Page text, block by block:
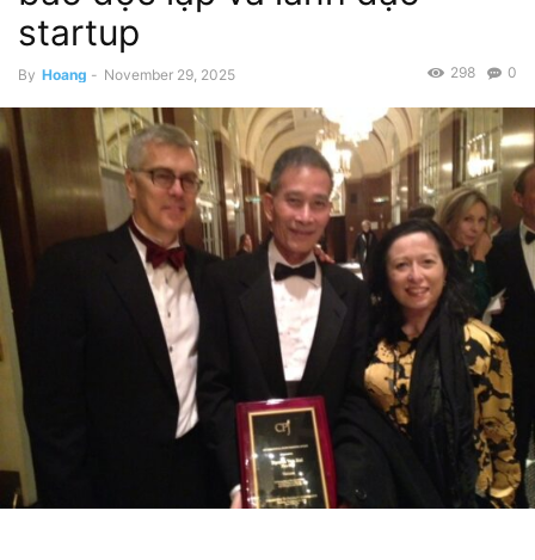
startup
By Hoang - November 29, 2025 0
298